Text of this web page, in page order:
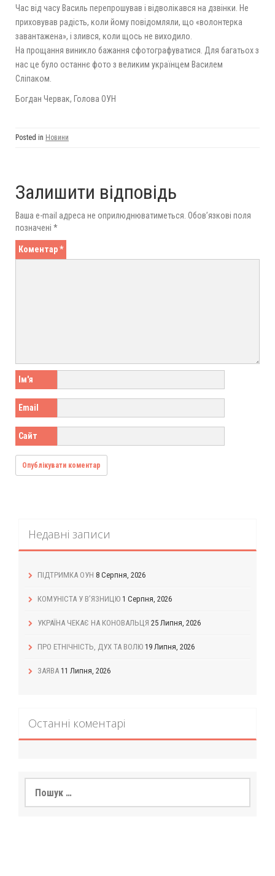
Час від часу Василь перепрошував і відволікався на дзвінки. Не
приховував радість, коли йому повідомляли, що «волонтерка
завантажена», і злився, коли щось не виходило.
На прощання виникло бажання сфотографуватися. Для багатьох з
нас це було останнє фото з великим українцем Василем
Сліпаком.
Богдан Червак, Голова ОУН
Posted in Новини
Залишити відповідь
Ваша e-mail адреса не оприлюднюватиметься. Обов’язкові поля
позначені *
Коментар*
Ім'я
Email
Сайт
Недавні записи
ПІДТРИМКА ОУН 8 Серпня, 2026
КОМУНІСТА У В’ЯЗНИЦЮ 1 Серпня, 2026
УКРАЇНА ЧЕКАЄ НА КОНОВАЛЬЦЯ 25 Липня, 2026
ПРО ЕТНІЧНІСТЬ, ДУХ ТА ВОЛЮ 19 Липня, 2026
ЗАЯВА 11 Липня, 2026
Останні коментарі